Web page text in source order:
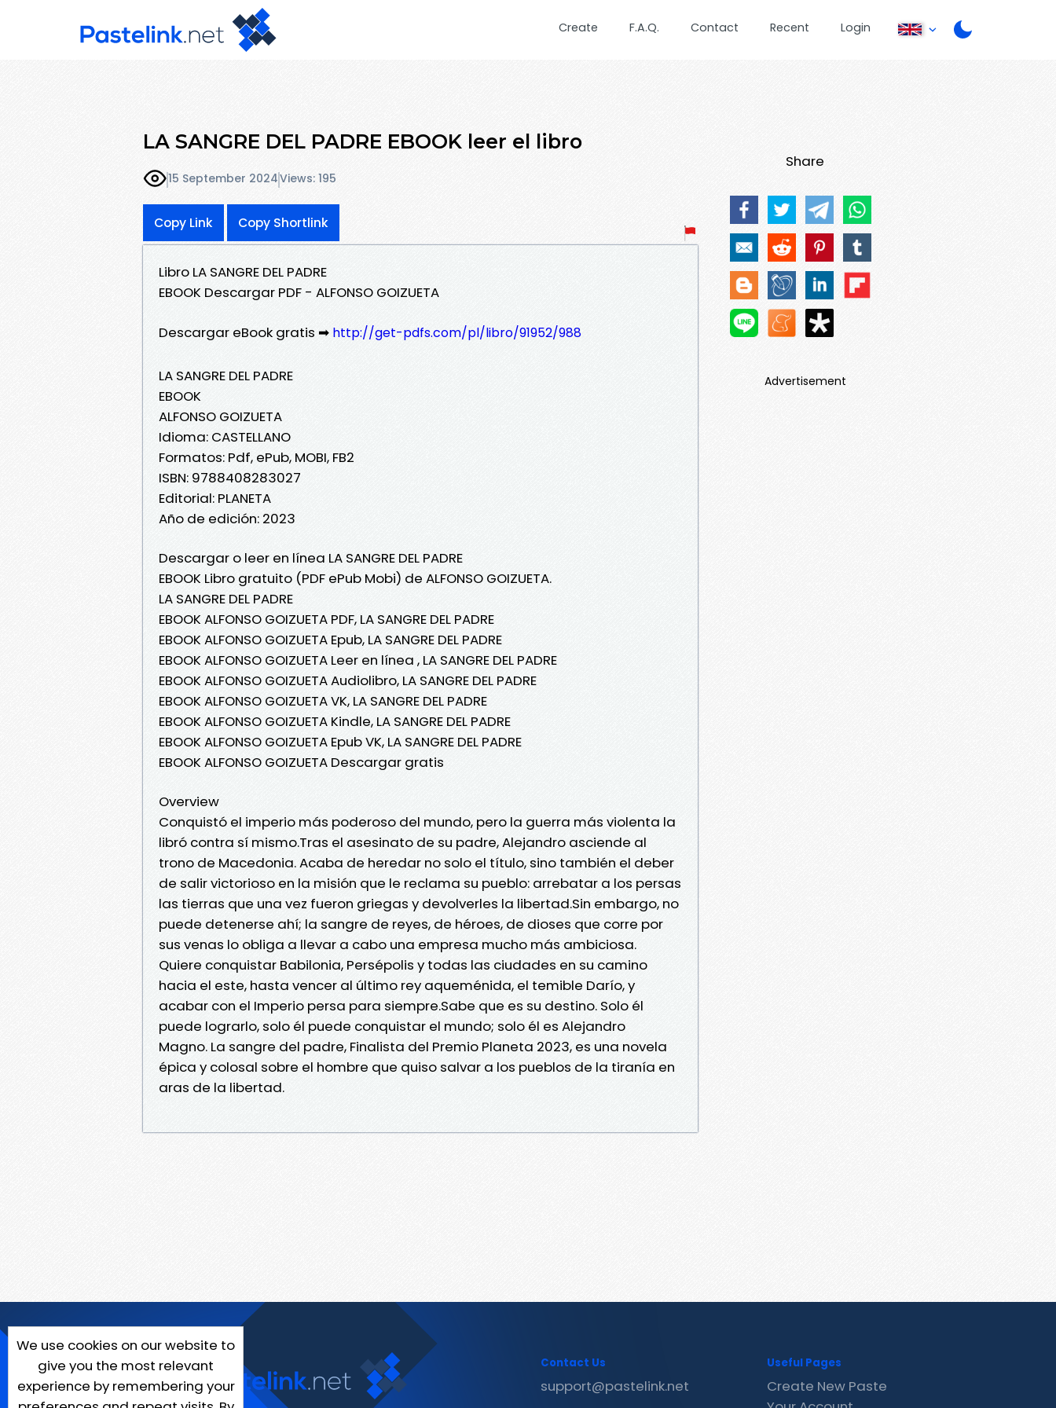
Create F.A.Q. Contact Recent Login
LA SANGRE DEL PADRE EBOOK leer el libro
15 September 2024Views: 195
Copy Link Copy Shortlink
Libro LA SANGRE DEL PADRE
EBOOK Descargar PDF - ALFONSO GOIZUETA
Descargar eBook gratis ➡ http://get-pdfs.com/pl/libro/91952/988
LA SANGRE DEL PADRE
EBOOK
ALFONSO GOIZUETA
Idioma: CASTELLANO
Formatos: Pdf, ePub, MOBI, FB2
ISBN: 9788408283027
Editorial: PLANETA
Año de edición: 2023
Descargar o leer en línea LA SANGRE DEL PADRE
EBOOK Libro gratuito (PDF ePub Mobi) de ALFONSO GOIZUETA.
LA SANGRE DEL PADRE
EBOOK ALFONSO GOIZUETA PDF, LA SANGRE DEL PADRE
EBOOK ALFONSO GOIZUETA Epub, LA SANGRE DEL PADRE
EBOOK ALFONSO GOIZUETA Leer en línea , LA SANGRE DEL PADRE
EBOOK ALFONSO GOIZUETA Audiolibro, LA SANGRE DEL PADRE
EBOOK ALFONSO GOIZUETA VK, LA SANGRE DEL PADRE
EBOOK ALFONSO GOIZUETA Kindle, LA SANGRE DEL PADRE
EBOOK ALFONSO GOIZUETA Epub VK, LA SANGRE DEL PADRE
EBOOK ALFONSO GOIZUETA Descargar gratis
Overview
Conquistó el imperio más poderoso del mundo, pero la guerra más violenta la
libró contra sí mismo.Tras el asesinato de su padre, Alejandro asciende al
trono de Macedonia. Acaba de heredar no solo el título, sino también el deber
de salir victorioso en la misión que le reclama su pueblo: arrebatar a los persas
las tierras que una vez fueron griegas y devolverles la libertad.Sin embargo, no
puede detenerse ahí; la sangre de reyes, de héroes, de dioses que corre por
sus venas lo obliga a llevar a cabo una empresa mucho más ambiciosa.
Quiere conquistar Babilonia, Persépolis y todas las ciudades en su camino
hacia el este, hasta vencer al último rey aqueménida, el temible Darío, y
acabar con el Imperio persa para siempre.Sabe que es su destino. Solo él
puede lograrlo, solo él puede conquistar el mundo; solo él es Alejandro
Magno. La sangre del padre, Finalista del Premio Planeta 2023, es una novela
épica y colosal sobre el hombre que quiso salvar a los pueblos de la tiranía en
aras de la libertad.
Share
Advertisement
We use cookies on our website to
give you the most relevant
experience by remembering your
Contact Us
support@pastelink.net
Useful Pages
Create New Paste